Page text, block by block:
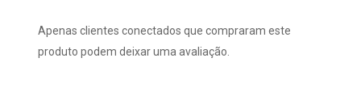
Apenas clientes conectados que compraram este
produto podem deixar uma avaliação.